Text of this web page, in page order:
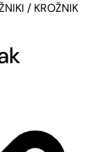
/ KROŽNIK